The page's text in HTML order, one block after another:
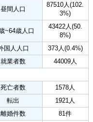
昼間人口
87510人(102.
3%)
~64歳人口
43422人(50.
8%)
国人人口
373人(0.4%)
就業者数
44009人
死亡者数
1578人
転出
1921人
離婚件数
81件